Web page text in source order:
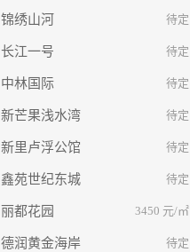
锦绣山河 待定
长江一号 待定
中林国际 待定
新芒果浅水湾 待定
新里卢浮公馆 待定
鑫苑世纪东城 待定
丽都花园 3450 元/㎡
德润黄金海岸 待定